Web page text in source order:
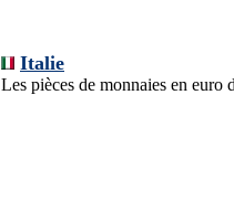
Italie
Les pièces de monnaies en euro